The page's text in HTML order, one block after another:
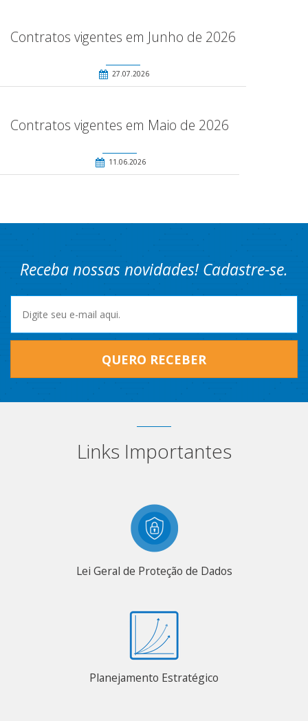
Contratos vigentes em Junho de 2026
27.07.2026
Contratos vigentes em Maio de 2026
11.06.2026
Receba nossas novidades! Cadastre-se.
QUERO RECEBER
Links Importantes
Lei Geral de Proteção de Dados
Planejamento Estratégico